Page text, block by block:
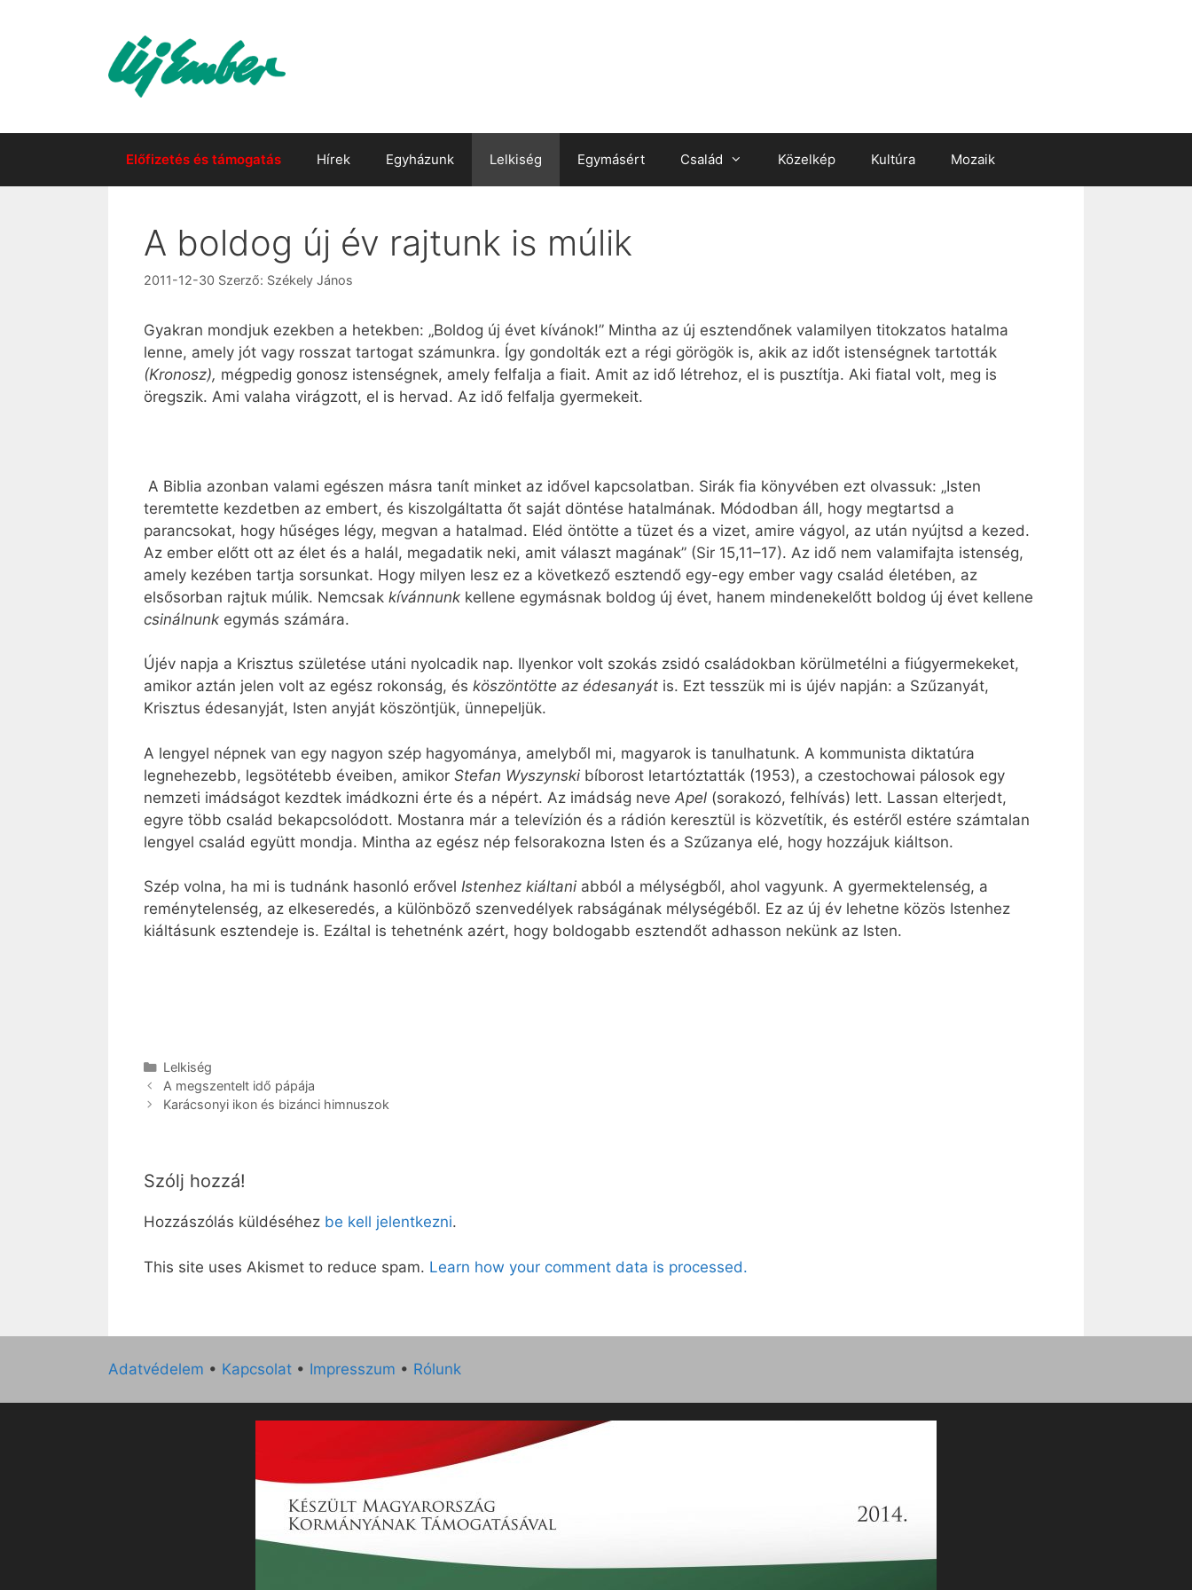
Előfizetés és támogatás Hírek Egyházunk Lelkiség Egymásért Család Közelkép Kultúra Mozaik
A boldog új év rajtunk is múlik
2011-12-30 Szerző: Székely János
Gyakran mondjuk ezekben a hetekben: „Boldog új évet kívánok!” Mintha az új esztendőnek valamilyen titokzatos hatalma
lenne, amely jót vagy rosszat tartogat számunkra. Így gondolták ezt a régi görögök is, akik az időt istenségnek tartották
(Kronosz), mégpedig gonosz istenségnek, amely felfalja a fiait. Amit az idő létrehoz, el is pusztítja. Aki fiatal volt, meg is
öregszik. Ami valaha virágzott, el is hervad. Az idő felfalja gyermekeit.
A Biblia azonban valami egészen másra tanít minket az idővel kapcsolatban. Sirák fia könyvében ezt olvassuk: „Isten
teremtette kezdetben az embert, és kiszolgáltatta őt saját döntése hatalmának. Módodban áll, hogy megtartsd a
parancsokat, hogy hűséges légy, megvan a hatalmad. Eléd öntötte a tüzet és a vizet, amire vágyol, az után nyújtsd a kezed.
Az ember előtt ott az élet és a halál, megadatik neki, amit választ magának” (Sir 15,11–17). Az idő nem valamifajta istenség,
amely kezében tartja sorsunkat. Hogy milyen lesz ez a következő esztendő egy-egy ember vagy család életében, az
elsősorban rajtuk múlik. Nemcsak kívánnunk kellene egymásnak boldog új évet, hanem mindenekelőtt boldog új évet kellene
csinálnunk egymás számára.
Újév napja a Krisztus születése utáni nyolcadik nap. Ilyenkor volt szokás zsidó családokban körülmetélni a fiúgyermekeket,
amikor aztán jelen volt az egész rokonság, és köszöntötte az édesanyát is. Ezt tesszük mi is újév napján: a Szűzanyát,
Krisztus édesanyját, Isten anyját köszöntjük, ünnepeljük.
A lengyel népnek van egy nagyon szép hagyománya, amelyből mi, magyarok is tanulhatunk. A kommunista diktatúra
legnehezebb, legsötétebb éveiben, amikor Stefan Wyszynski bíborost letartóztatták (1953), a czestochowai pálosok egy
nemzeti imádságot kezdtek imádkozni érte és a népért. Az imádság neve Apel (sorakozó, felhívás) lett. Lassan elterjedt,
egyre több család bekapcsolódott. Mostanra már a televízión és a rádión keresztül is közvetítik, és estéről estére számtalan
lengyel család együtt mondja. Mintha az egész nép felsorakozna Isten és a Szűzanya elé, hogy hozzájuk kiáltson.
Szép volna, ha mi is tudnánk hasonló erővel Istenhez kiáltani abból a mélységből, ahol vagyunk. A gyermektelenség, a
reménytelenség, az elkeseredés, a különböző szenvedélyek rabságának mélységéből. Ez az új év lehetne közös Istenhez
kiáltásunk esztendeje is. Ezáltal is tehetnénk azért, hogy boldogabb esztendőt adhasson nekünk az Isten.
Kategória
Lelkiség
A megszentelt idő pápája
Karácsonyi ikon és bizánci himnuszok
Szólj hozzá!
Hozzászólás küldéséhez be kell jelentkezni.
This site uses Akismet to reduce spam. Learn how your comment data is processed.
Adatvédelem • Kapcsolat • Impresszum • Rólunk